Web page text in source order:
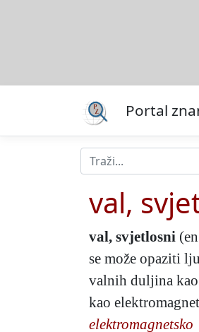
Portal
val,
val, svjetlosni
se može opaziti
valnih duljina
kao
elektromagnetsko